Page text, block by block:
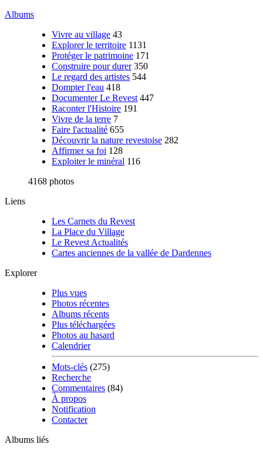
Albums
Vivre au village 43
Explorer le territoire 1131
Protéger le patrimoine 171
Construire pour durer 350
Le regard des artistes 544
Dompter l'eau 418
Documenter Le Revest 447
Raconter l'Histoire 191
Vivre de la terre 7
Faire l'actualité 655
Découvrir la nature revestoise 282
Affirmer sa foi 128
Exploiter le minéral 116
4168 photos
Liens
Les Carnets du Revest
La Place du Village
Le Revest Actualités
Cartes anciennes de la vallée de Dardennes
Explorer
Plus vues
Photos récentes
Albums récents
Plus téléchargées
Photos au hasard
Calendrier
Mots-clés (275)
Recherche
Commentaires (84)
À propos
Notification
Contacter
Albums liés